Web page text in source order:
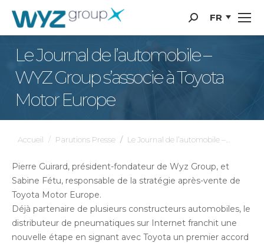
Recherche
:
FR
Le Journal de l’automobile –
WYZ Group s’associe à Toyota
Motor Europe
Vous êtes ici :
Accueil Parutions Presse Le Journal de l’automobile –…
Pierre Guirard, président-fondateur de Wyz Group, et
Sabine Fétu, responsable de la stratégie après-vente de
Toyota Motor Europe.
Déjà partenaire de plusieurs constructeurs automobiles, le
distributeur de pneumatiques sur Internet franchit une
nouvelle étape en signant avec Toyota un premier accord
Panneau de gestion des cookies